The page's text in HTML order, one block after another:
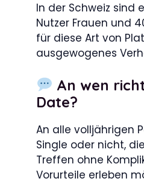
In der Schweiz sind
Nutzer Frauen und
für diese Art von
ausgewogenes
An wen
Date?
An alle volljährigen
Single oder nicht,
Treffen ohne
Vorurteile erleben